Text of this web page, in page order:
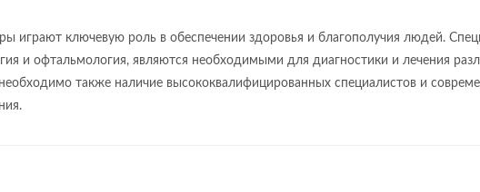
играют ключевую роль в обеспечении здоровья и благополучия людей.
и офтальмология, являются необходимыми для диагностики и лечения
также наличие высококвалифицированных специалистов и